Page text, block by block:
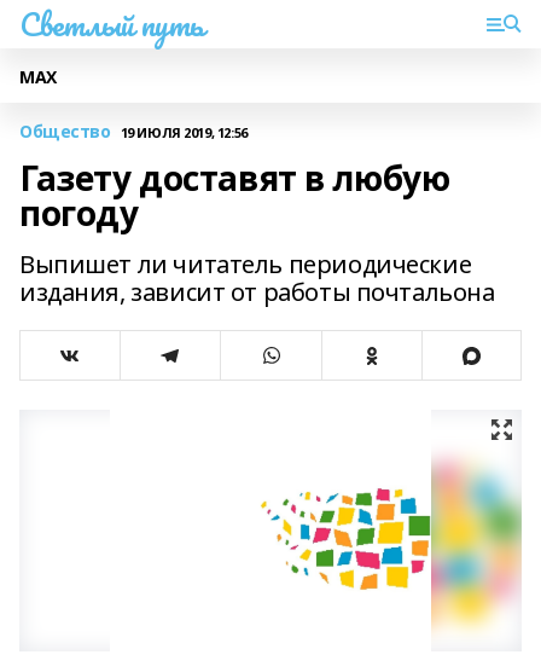
Светлый путь
МАХ
Общество 19 ИЮЛЯ 2019, 12:56
Газету доставят в любую
погоду
Выпишет ли читатель периодические
издания, зависит от работы почтальона